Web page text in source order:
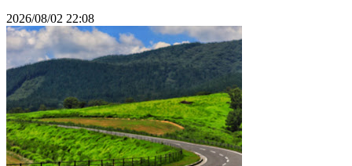
2026/08/02 22:08